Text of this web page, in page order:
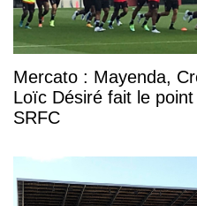
Mercato : Mayenda,
Loïc Désiré fait le
SRFC